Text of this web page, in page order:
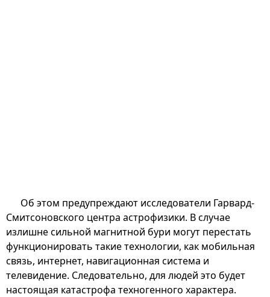
Об этом предупреждают исследователи Гарвард-
Смитсоновского центра астрофизики. В случае
излишне сильной магнитной бури могут перестать
функционировать такие технологии, как мобильная
связь, интернет, навигационная система и
телевидение. Следовательно, для людей это будет
настоящая катастрофа техногенного характера.